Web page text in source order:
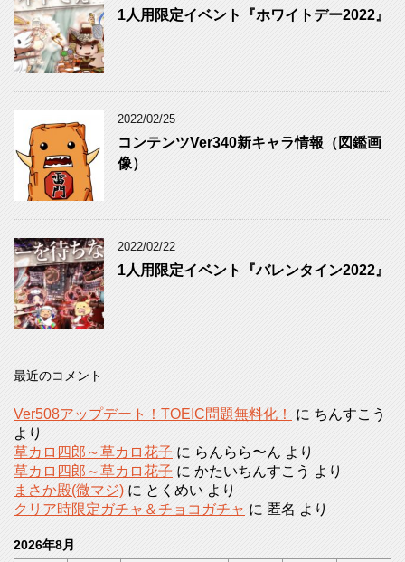
1人用限定イベント『ホワイトデー2022』
2022/02/25
コンテンツVer340新キャラ情報（図鑑画
像）
2022/02/22
1人用限定イベント『バレンタイン2022』
最近のコメント
Ver508アップデート！TOEIC問題無料化！ に ちんすこう
より
草カロ四郎～草カロ花子 に らんらら〜ん より
草カロ四郎～草カロ花子 に かたいちんすこう より
まさか殿(微マジ) に とくめい より
クリア時限定ガチャ＆チョコガチャ に 匿名 より
2026年8月